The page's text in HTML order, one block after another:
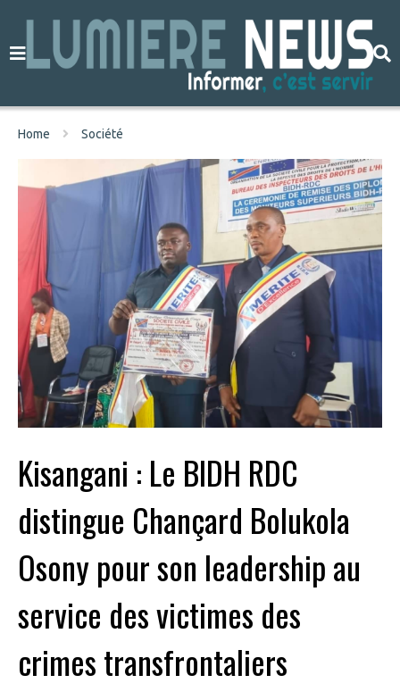
Home Société
Kisangani : Le BIDH RDC
distingue Chançard Bolukola
Osony pour son leadership au
service des victimes des
crimes transfrontaliers